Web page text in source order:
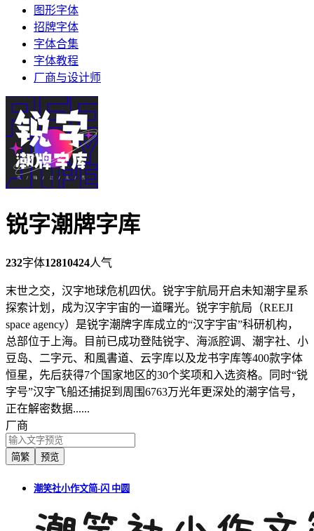
图形字体
招牌字体
字体合集
字体教程
厂商与设计师
锐字潮牌字库
232字体12810424人气
末世之交，汉字地球危机四伏。锐字宇航局开启未知潮字星系
探索计划，成为汉字宇宙的一道曙光。锐字宇航局（REEJI
space agency）是锐字潮牌字库成立的“汉字宇宙”科研机构，
总部位于上海。目前已成功登陆锐字、海派腔调、潮字社、小
豆岛、二字元、和風書道、云字库以及龙书字库等400款字体
恒星，先后获得7个国家地区的30个奖项和入选资格。同时“锐
字号”汉字飞船还捕捉到周围6763万光年更深处的潮字信号，
正在解密数据......
厂商
简繁 预览
潮笑社小作文简-闪 中圆